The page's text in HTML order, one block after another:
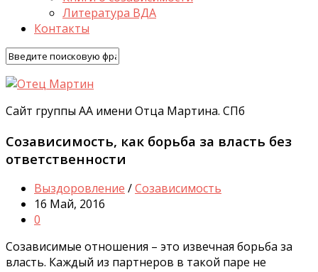
Литература ВДА
Контакты
Сайт группы АА имени Отца Мартина. СПб
Созависимость, как борьба за власть без
ответственности
Выздоровление /Созависимость
16 Май, 2016
0
Созависимые отношения – это извечная борьба за
власть. Каждый из партнеров в такой паре не